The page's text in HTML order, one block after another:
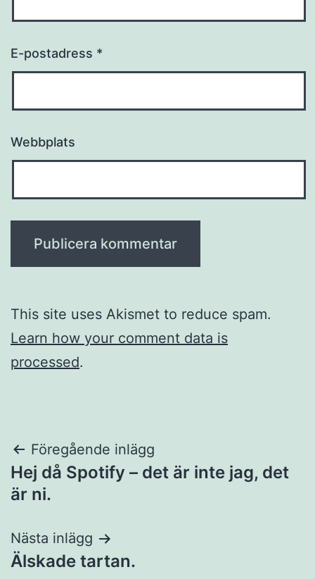
E-postadress *
Webbplats
This site uses Akismet to reduce spam.
Learn how your comment data is
processed.
Inläggsnavigering
Föregående inlägg
Hej då Spotify – det är inte jag, det
är ni.
Nästa inlägg
Älskade tartan.